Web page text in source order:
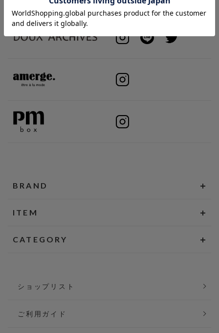
BRAND
ITEM
CATEGORY
ショップリスト
ご利用ガイド